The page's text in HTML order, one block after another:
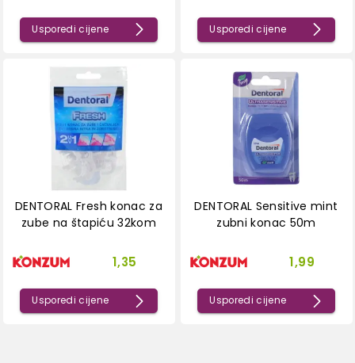
Usporedi cijene Usporedi cijene
DENTORAL Fresh konac za
zube na štapiću 32kom
1,35
Usporedi cijene
DENTORAL Sensitive mint
zubni konac 50m
1,99
Usporedi cijene